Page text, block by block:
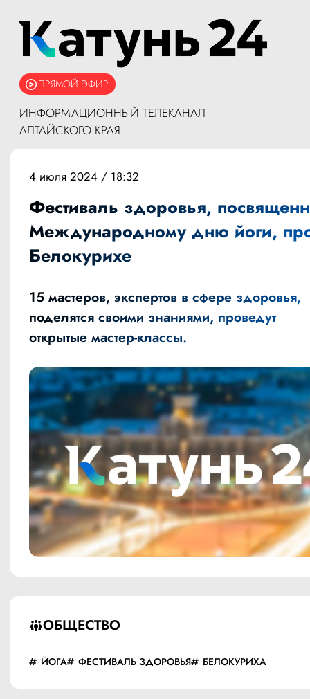
ПРЯМОЙ ЭФИР
ИНФОРМАЦИОННЫЙ ТЕЛЕКАНАЛ
АЛТАЙСКОГО КРАЯ
ОБЩЕСТВО
ЙОГА ФЕСТИВАЛЬ ЗДОРОВЬЯ БЕЛОКУРИХА
4 июля 2024 / 18:32
Фестиваль здоровья,
Международному дню йоги,
Белокурихе
15 мастеров, экспертов в сфере здоровья,
поделятся своими знаниями, проведут
открытые мастер-классы.